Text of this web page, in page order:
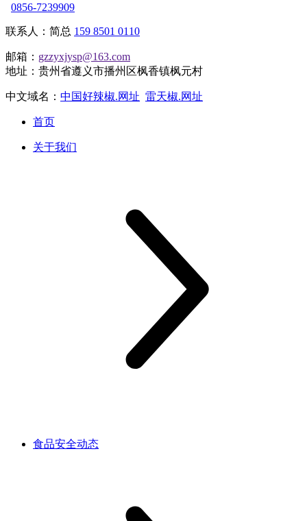
0856-7239909
联系人：简总 159 8501 0110
邮箱： gzzyxjysp@163.com
地址：贵州省遵义市播州区枫香镇枫元村
中文域名： 中国好辣椒.网址 雷天椒.网址
首页
关于我们
食品安全动态